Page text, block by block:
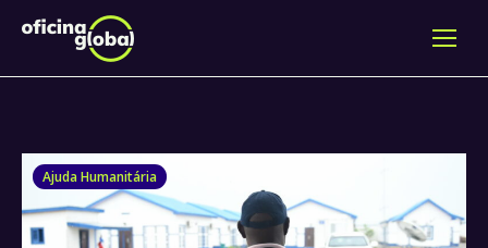
Ajuda Humanitária